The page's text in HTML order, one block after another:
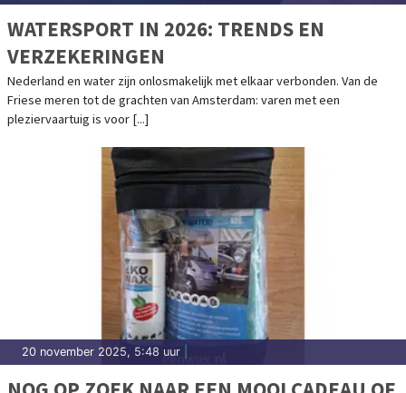
WATERSPORT IN 2026: TRENDS EN
VERZEKERINGEN
Nederland en water zijn onlosmakelijk met elkaar verbonden. Van de
Friese meren tot de grachten van Amsterdam: varen met een
pleziervaartuig is voor [...]
20 november 2025, 5:48 uur